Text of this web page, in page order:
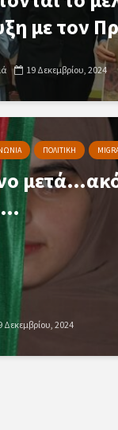
με τον
19 Δεκεμβρίου, 2024
ΠΟΛΙΤΙΚΗ
Δεκεμβρίου, 2024